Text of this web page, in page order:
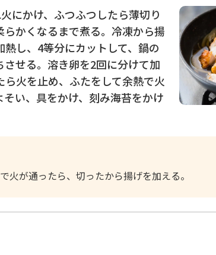
にかけ、ふつふつしたら薄切り
らかくなるまで煮る。冷凍から揚
し、4等分にカットして、鍋の
させる。溶き卵を2回に分けて加
ら火を止め、ふたをして余熱で火
い、具をかけ、刻み海苔をかけ
火が通ったら、切ったから揚げを加える。